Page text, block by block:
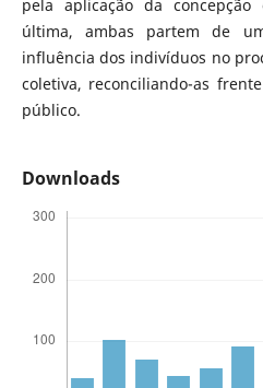
pela aplicação da
última, ambas partem de
influência dos indivíduos no
coletiva, reconciliando-as
público.
Downloads